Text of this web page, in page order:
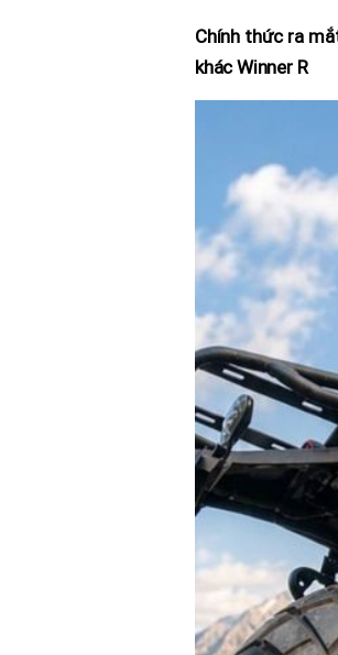
Chính thức ra
khác Winner R